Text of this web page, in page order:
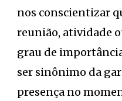
nos conscientizar
reunião, atividade
grau de
ser sinônimo da
presença no